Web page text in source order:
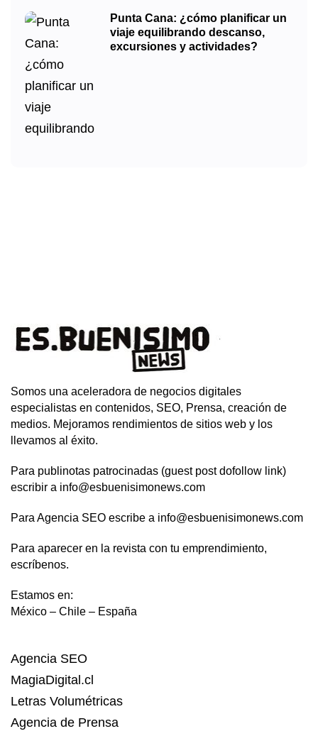
Punta Cana: ¿cómo planificar un
viaje equilibrando descanso,
excursiones y actividades?
Somos una aceleradora de negocios digitales
especialistas en contenidos, SEO, Prensa, creación de
medios. Mejoramos rendimientos de sitios web y los
llevamos al éxito.
Para publinotas patrocinadas (guest post dofollow link)
escribir a info@esbuenisimonews.com
Para Agencia SEO escribe a info@esbuenisimonews.com
Para aparecer en la revista con tu emprendimiento,
escríbenos.
Estamos en:
México – Chile – España
Agencia SEO
MagiaDigital.cl
Letras Volumétricas
Agencia de Prensa